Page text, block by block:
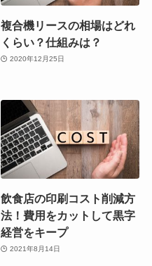
複合機リースの相場はどれ
くらい？仕組みは？
2020年12月25日
飲食店の印刷コスト削減方
法！費用をカットして黒字
経営をキープ
2021年8月14日